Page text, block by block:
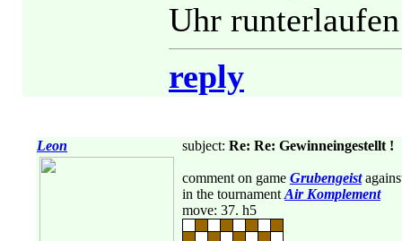
Uhr
reply
Leon subject: Re: Re: Gewinneingestellt !
comment on game Grubengeist
in the tournament Air Komplement
move: 37. h5